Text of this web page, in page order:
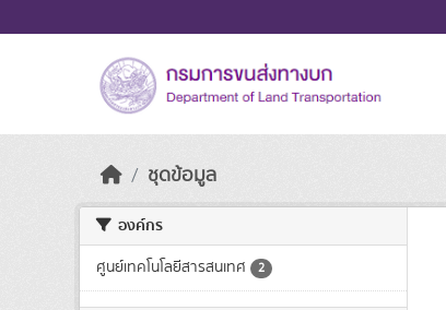
ชุดข้อมูล
องค์กร
ศูนย์เทคโนโลยีสารสนเทศ 2